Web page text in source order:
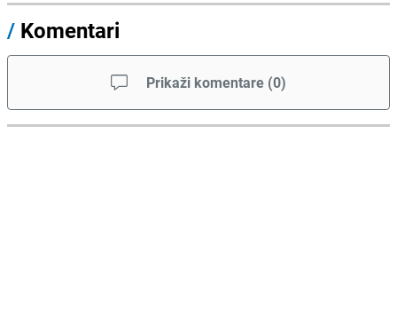
/ Komentari
Prikaži komentare (0)